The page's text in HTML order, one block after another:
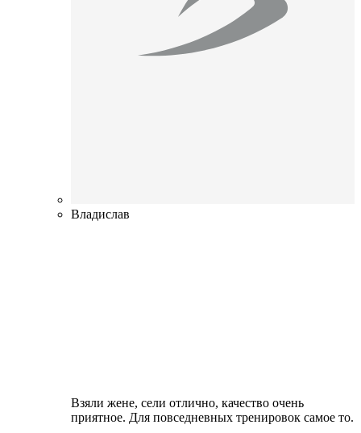
Владислав
Взяли жене, сели отлично, качество очень
приятное. Для повседневных тренировок самое то.